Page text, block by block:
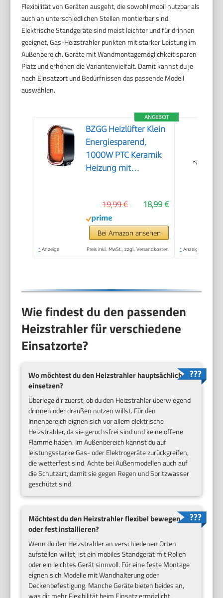
Flexibilität von Geräten ausgeht, die sowohl mobil nutzbar als
auch an unterschiedlichen Stellen montierbar sind.
Elektrische Standgeräte sind meist leichter und für drinnen
geeignet, Gas-Heizstrahler punkten mit starker Leistung im
Außenbereich. Geräte mit Wandmontagemöglichkeit sparen
Platz und erhöhen die Variantenvielfalt. Damit kannst du je
nach Einsatzort und Bedürfnissen das passende Modell
auswählen.
ANGEBOT
BZGG Heizlüfter Klein
Energiesparend,
1000W PTC Keramik
Heizung mit
Leise Elektroheizung
für Arbeitszimmer
Schlafzimmer,
Schwarz
18,99 €
19,99 €
Bei Amazon ansehen
* Anzeige Preis inkl. MwSt., zzgl. Versandkosten * Anzeige
Wie findest du den passenden
Heizstrahler für verschiedene
Einsatzorte?
Wo möchtest du den Heizstrahler hauptsächlich
einsetzen?
Überlege dir zuerst, ob du den Heizstrahler überwiegend
drinnen oder draußen nutzen willst. Für den
Innenbereich eignen sich vor allem elektrische
Heizstrahler, da sie geruchsfrei sind und keine offene
Flamme haben. Im Außenbereich kannst du auf
leistungsstarke Gas- oder Elektrogeräte zurückgreifen,
die wetterfest sind. Achte bei Außenmodellen auch auf
die Schutzart, damit sie gegen Regen und Spritzwasser
geschützt sind.
Möchtest du den Heizstrahler flexibel bewegen
oder fest installieren?
Wenn du den Heizstrahler an verschiedenen Orten
aufstellen willst, ist ein mobiles Standgerät mit Rollen
oder ein leichtes Gerät sinnvoll. Für eine feste Montage
eignen sich Modelle mit Wandhalterung oder
Deckenbefestigung. Manche Geräte bieten beides an,
was dir mehr Flexibilität beim Einsatz ermöglicht.